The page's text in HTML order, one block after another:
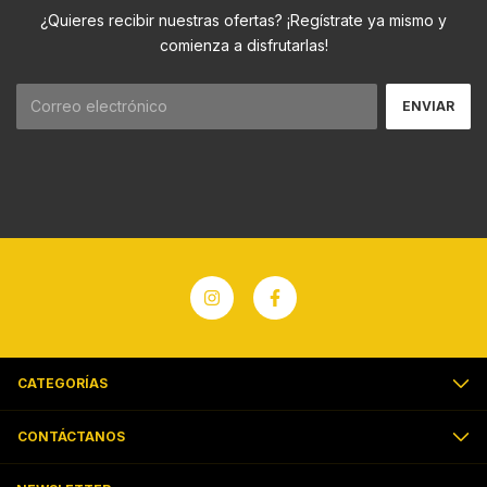
¿Quieres recibir nuestras ofertas? ¡Regístrate ya mismo y
comienza a disfrutarlas!
CATEGORÍAS
CONTÁCTANOS